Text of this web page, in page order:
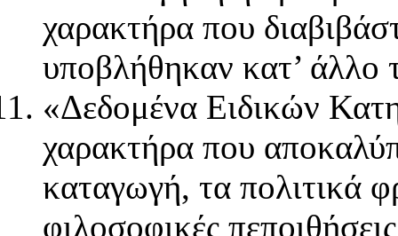
χαρακτήρα που
υποβλήθηκαν κατ’ άλλο
«Δεδομένα Ειδικών
χαρακτήρα που
καταγωγή, τα πολιτικά
φιλοσοφικές